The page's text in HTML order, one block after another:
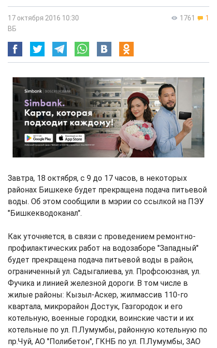
1761 1
17 октября 2016 10:30
ВБ
Завтра, 18 октября, с 9 до 17 часов, в некоторых
районах Бишкеке будет прекращена подача питьевой
воды. Об этом сообщили в мэрии со ссылкой на ПЭУ
"Бишкекводоканал".
Как уточняется, в связи с проведением ремонтно-
профилактических работ на водозаборе "Западный"
будет прекращена подача питьевой воды в район,
ограниченный ул. Садыгалиева, ул. Профсоюзная, ул.
Фучика и линией железной дороги. В том числе в
жилые районы: Кызыл-Аскер, жилмассив 110-го
квартала, микрорайон Достук, Газгородок и его
котельную, военные городки, воинские части и их
котельные по ул. П.Лумумбы, районную котельную по
пр.Чуй, АО "Полибетон", ГКНБ по ул. П.Лумумбы, ЗАО